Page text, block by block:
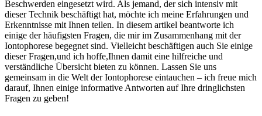
Beschwerden eingesetzt⁤ wird. Als jemand, der sich intensiv mit
‌dieser Technik beschäftigt hat, möchte ⁤ich meine Erfahrungen und
⁢Erkenntnisse mit Ihnen teilen. ⁣In diesem ⁢artikel beantworte ich
einige der häufigsten​ Fragen, ‌die mir ⁢im Zusammenhang mit der
Iontophorese begegnet sind.‌ Vielleicht beschäftigen auch Sie einige
dieser Fragen,und ich hoffe,Ihnen⁢ damit eine hilfreiche und
verständliche Übersicht bieten‍ zu können. Lassen⁤ Sie uns
gemeinsam in die Welt der ⁤Iontophorese eintauchen – ich freue mich​
darauf, Ihnen einige informative Antworten auf⁢ Ihre dringlichsten
Fragen zu‍ geben!